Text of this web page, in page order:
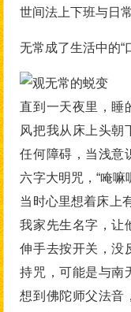
世间法上下班与日
无常成了生活中的“
直到一天夜里，睡
风把我从床上头朝
任何障碍，当浅意
六字大明咒，“唵嘛
当时心里想着床上
我家先生名字，让
伸手去按开关，没
持咒，可能是与南
想到佛陀师父法音